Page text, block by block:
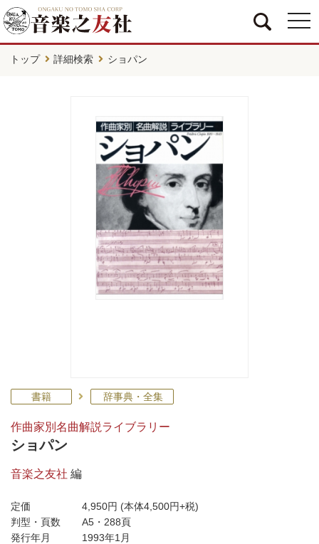
トップ 詳細検索 ショパン
書籍 辞事典・全集
作曲家別名曲解説ライブラリー
ショパン
音楽之友社 編
定価 4,950円 (本体4,500円+税)
判型・頁数
A5・288頁
発行年月
1993年1月